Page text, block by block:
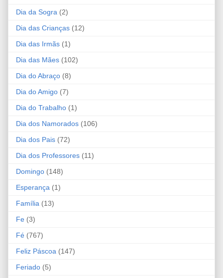
Dia da Sogra (2)
Dia das Crianças (12)
Dia das Irmãs (1)
Dia das Mães (102)
Dia do Abraço (8)
Dia do Amigo (7)
Dia do Trabalho (1)
Dia dos Namorados (106)
Dia dos Pais (72)
Dia dos Professores (11)
Domingo (148)
Esperança (1)
Família (13)
Fe (3)
Fé (767)
Feliz Páscoa (147)
Feriado (5)